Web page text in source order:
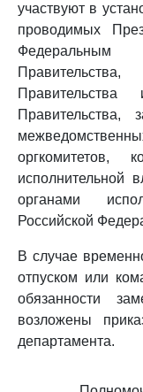
участвуют в
проводимых
Правительства
Правительства,
оргкомитетов,
исполнительной
органами
Российской
В случае
отпуском или
обязанности
возложены
департамента.